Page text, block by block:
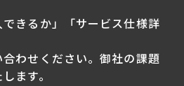
できるか」「サービス仕様詳
わせください。御社の課題
ます。